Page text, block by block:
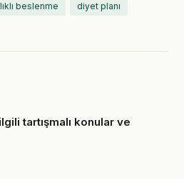
beslenme diyet planı
tartışmalı konular ve